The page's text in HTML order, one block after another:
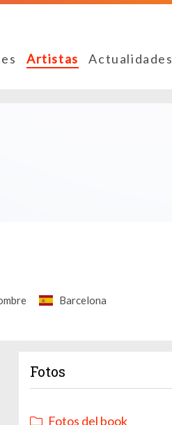
Artistas Actualidades
Barcelona
Fotos
Fotos del book